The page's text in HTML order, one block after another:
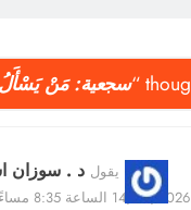
سجعية: مَنْ
يقول د . سوزان
14/06/2026 الساعة 8:35 مساءً